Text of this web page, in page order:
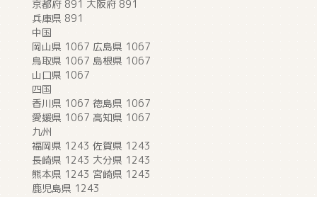
京都府 891 大阪府 891
兵庫県 891
中国
岡山県 1067 広島県 1067
鳥取県 1067 島根県 1067
山口県 1067
四国
香川県 1067 徳島県 1067
愛媛県 1067 高知県 1067
九州
福岡県 1243 佐賀県 1243
長崎県 1243 大分県 1243
熊本県 1243 宮崎県 1243
鹿児島県 1243